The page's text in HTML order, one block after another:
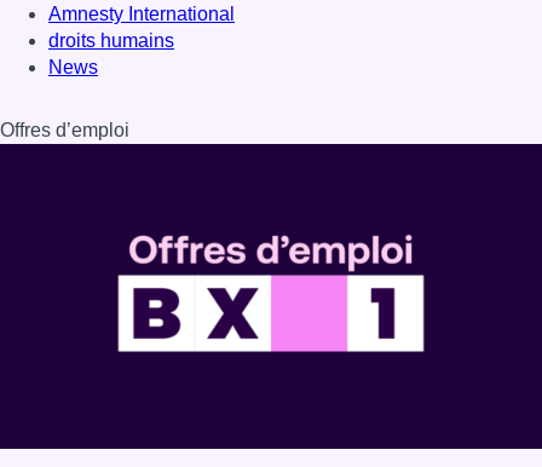
Amnesty International
droits humains
News
Offres d’emploi